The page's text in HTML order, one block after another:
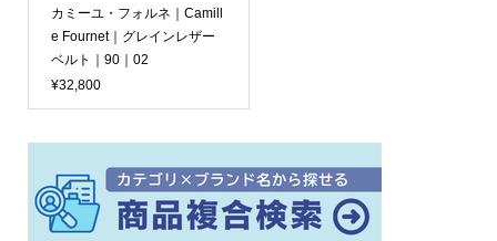
カミーユ・フォルネ｜Camill
e Fournet｜グレインレザー
ベルト｜90｜02
¥32,800